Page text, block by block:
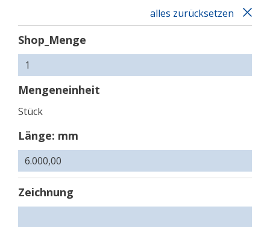
alles zurücksetzen
Shop_Menge
Mengeneinheit
Stück
Länge: mm
Zeichnung